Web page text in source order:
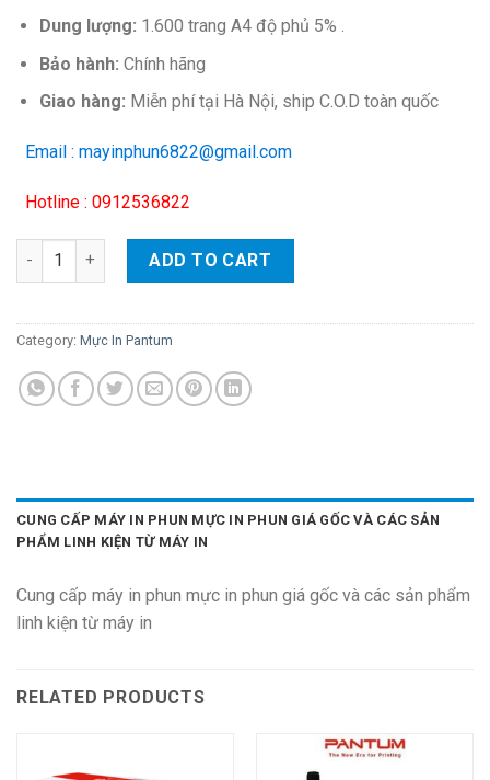
Dung lượng: 1.600 trang A4 độ phủ 5% .
Bảo hành: Chính hãng
Giao hàng: Miễn phí tại Hà Nội, ship C.O.D toàn quốc
Email : mayinphun6822@gmail.com
Hotline : 0912536822
Hộp mực in Pantum PC-211KEV – Cho máy P2516/ P2505W/
ADD TO CART
Category: Mực In Pantum
CUNG CẤP MÁY IN PHUN MỰC IN PHUN GIÁ GỐC VÀ CÁC SẢN
PHẨM LINH KIỆN TỪ MÁY IN
Cung cấp máy in phun mực in phun giá gốc và các sản phẩm
linh kiện từ máy in
RELATED PRODUCTS